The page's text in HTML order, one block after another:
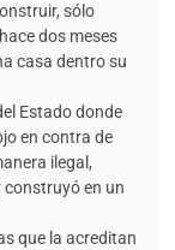
sólo
dos meses
casa dentro su
Estado donde
en contra de
ilegal,
construyó en un
que la acreditan